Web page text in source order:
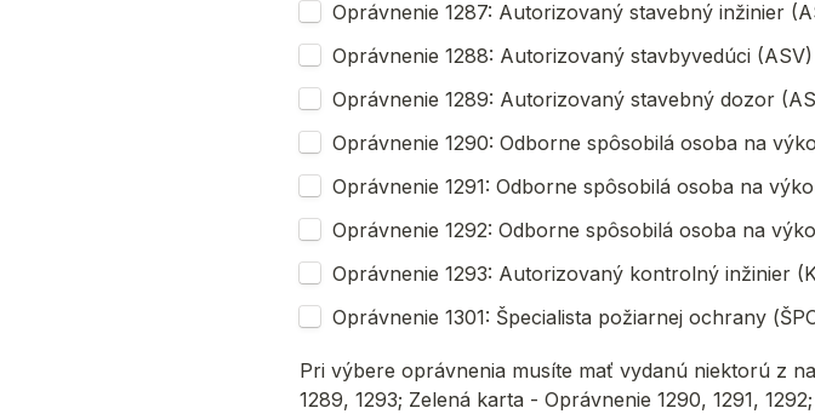
Oprávnenie 1287: Autorizovaný stavebný inžinier
Oprávnenie 1288: Autorizovaný stavbyvedúci
Oprávnenie 1289: Autorizovaný stavebný dozor
Oprávnenie 1290: Odborne spôsobilá osoba na
Oprávnenie 1291: Odborne spôsobilá osoba na
Oprávnenie 1292: Odborne spôsobilá osoba na
Oprávnenie 1293: Autorizovaný kontrolný inžinier
Oprávnenie 1301: Špecialista požiarnej ochrany
Pri výbere oprávnenia musíte mať vydanú niektorú z
1289, 1293; Zelená karta - Oprávnenie 1290, 1291,